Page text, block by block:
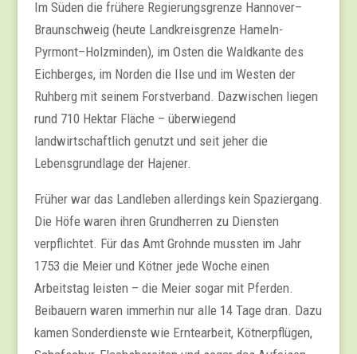
Im Süden die frühere Regierungsgrenze Hannover–
Braunschweig (heute Landkreisgrenze Hameln-
Pyrmont–Holzminden), im Osten die Waldkante des
Eichberges, im Norden die Ilse und im Westen der
Ruhberg mit seinem Forstverband. Dazwischen liegen
rund 710 Hektar Fläche – überwiegend
landwirtschaftlich genutzt und seit jeher die
Lebensgrundlage der Hajener.
Früher war das Landleben allerdings kein Spaziergang.
Die Höfe waren ihren Grundherren zu Diensten
verpflichtet. Für das Amt Grohnde mussten im Jahr
1753 die Meier und Kötner jede Woche einen
Arbeitstag leisten – die Meier sogar mit Pferden.
Beibauern waren immerhin nur alle 14 Tage dran. Dazu
kamen Sonderdienste wie Erntearbeit, Kötnerpflügen,